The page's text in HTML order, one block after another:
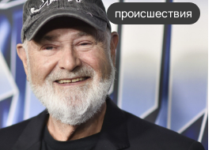
происшествия